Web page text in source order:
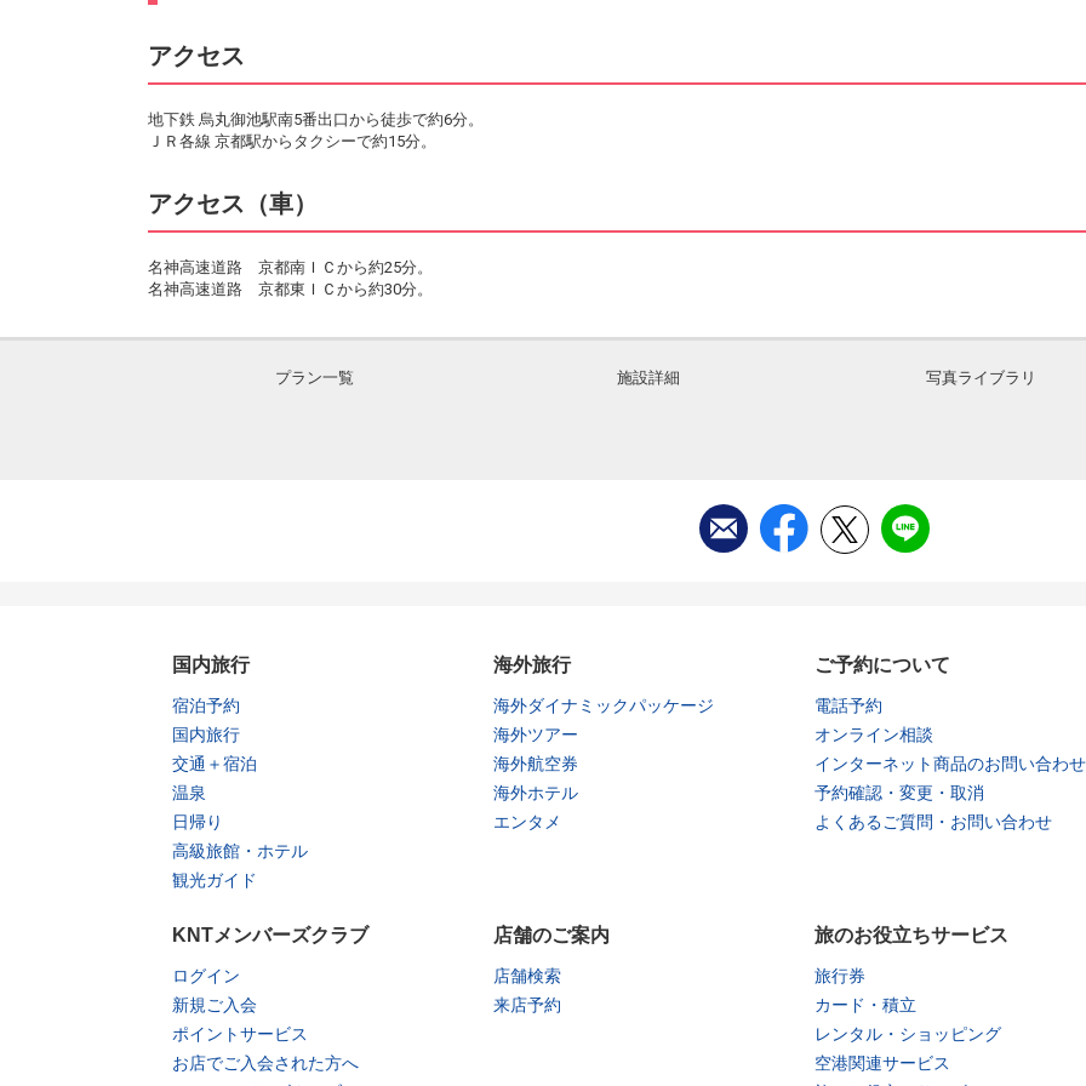
アクセス
地下鉄 烏丸御池駅南5番出口から徒歩で約6分。
ＪＲ各線 京都駅からタクシーで約15分。
アクセス（車）
名神高速道路 京都南ＩＣから約25分。
名神高速道路 京都東ＩＣから約30分。
プラン一覧 施設詳細 写真ライブラリ
国内旅行
宿泊予約
国内旅行
交通＋宿泊
温泉
日帰り
高級旅館・ホテル
観光ガイド
海外旅行
海外ダイナミックパッケージ
海外ツアー
海外航空券
海外ホテル
エンタメ
ご予約について
電話予約
オンライン相談
インターネット商品のお問い合わせ
予約確認・変更・取消
よくあるご質問・お問い合わせ
KNTメンバーズクラブ
ログイン
新規ご入会
ポイントサービス
お店でご入会された方へ
店舗のご案内
店舗検索
来店予約
旅のお役立ちサービス
旅行券
カード・積立
レンタル・ショッピング
空港関連サービス